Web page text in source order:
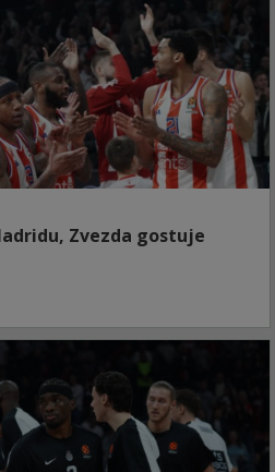
Zvezda gostuje